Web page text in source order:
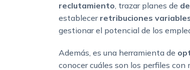
reclutamiento, trazar planes de
establecer retribuciones
gestionar el potencial de los
Además, es una herramienta de
conocer cuáles son los perfiles